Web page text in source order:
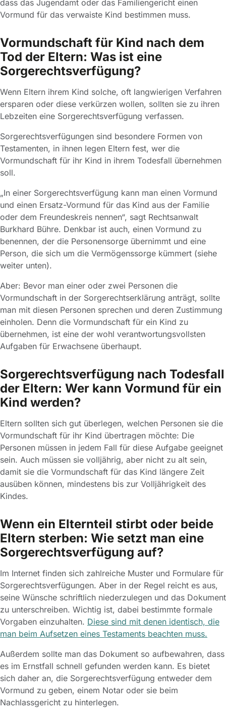
dass das Jugendamt oder das Familiengericht einen
Vormund für das verwaiste Kind bestimmen muss.
Vormundschaft für Kind nach dem
Tod der Eltern: Was ist eine
Sorgerechtsverfügung?
Wenn Eltern ihrem Kind solche, oft langwierigen Verfahren
ersparen oder diese verkürzen wollen, sollten sie zu ihren
Lebzeiten eine Sorgerechtsverfügung verfassen.
Sorgerechtsverfügungen sind besondere Formen von
Testamenten, in ihnen legen Eltern fest, wer die
Vormundschaft für ihr Kind in ihrem Todesfall übernehmen
soll.
„In einer Sorgerechtsverfügung kann man einen Vormund
und einen Ersatz-Vormund für das Kind aus der Familie
oder dem Freundeskreis nennen“, sagt Rechtsanwalt
Burkhard Bühre. Denkbar ist auch, einen Vormund zu
benennen, der die Personensorge übernimmt und eine
Person, die sich um die Vermögenssorge kümmert (siehe
weiter unten).
Aber: Bevor man einer oder zwei Personen die
Vormundschaft in der Sorgerechtserklärung anträgt, sollte
man mit diesen Personen sprechen und deren Zustimmung
einholen. Denn die Vormundschaft für ein Kind zu
übernehmen, ist eine der wohl verantwortungsvollsten
Aufgaben für Erwachsene überhaupt.
Sorgerechtsverfügung nach Todesfall
der Eltern: Wer kann Vormund für ein
Kind werden?
Eltern sollten sich gut überlegen, welchen Personen sie die
Vormundschaft für ihr Kind übertragen möchte: Die
Personen müssen in jedem Fall für diese Aufgabe geeignet
sein. Auch müssen sie volljährig, aber nicht zu alt sein,
damit sie die Vormundschaft für das Kind längere Zeit
ausüben können, mindestens bis zur Volljährigkeit des
Kindes.
Wenn ein Elternteil stirbt oder beide
Eltern sterben: Wie setzt man eine
Sorgerechtsverfügung auf?
Im Internet finden sich zahlreiche Muster und Formulare für
Sorgerechtsverfügungen. Aber in der Regel reicht es aus,
seine Wünsche schriftlich niederzulegen und das Dokument
zu unterschreiben. Wichtig ist, dabei bestimmte formale
Vorgaben einzuhalten. Diese sind mit denen identisch, die
man beim Aufsetzen eines Testaments beachten muss.
Außerdem sollte man das Dokument so aufbewahren, dass
es im Ernstfall schnell gefunden werden kann. Es bietet
sich daher an, die Sorgerechtsverfügung entweder dem
Vormund zu geben, einem Notar oder sie beim
Nachlassgericht zu hinterlegen.